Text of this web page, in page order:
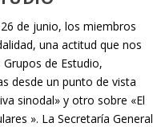
de junio, los miembros
una actitud que nos
de Estudio,
desde un punto de vista
sinodal» y otro sobre «El
». La Secretaría General